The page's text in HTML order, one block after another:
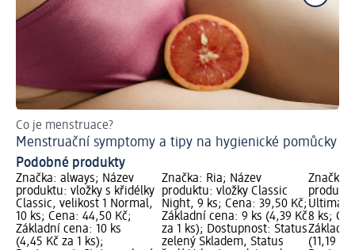
Co je menstruace?
Menstruační symptomy a tipy na hygienické pomůcky
Podobné produkty
Značka: always; Název
produktu: vložky s křidélky
Classic, velikost 1 Normal,
10 ks; Cena: 44,50 Kč;
Základní cena: 10 ks
(4,45 Kč za 1 ks);
Značka: Ria; Název
produktu: vložky Classic
Night, 9 ks; Cena: 39,50 Kč;
Základní cena: 9 ks (4,39 Kč
za 1 ks); Dostupnost: Status
zelený Skladem, Status
Značka:
8 ks;
(11,19